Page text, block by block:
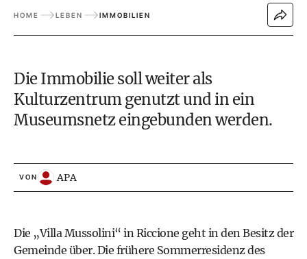
HOME LEBEN IMMOBILIEN
Die Immobilie soll weiter als
Kulturzentrum genutzt und in ein
Museumsnetz eingebunden werden.
VON APA
Die „Villa Mussolini“ in Riccione geht in den Besitz der
Gemeinde über. Die frühere Sommerresidenz des